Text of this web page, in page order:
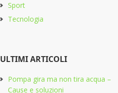
Sport
Tecnologia
ULTIMI ARTICOLI
Pompa gira ma non tira acqua​ –
Cause e soluzioni